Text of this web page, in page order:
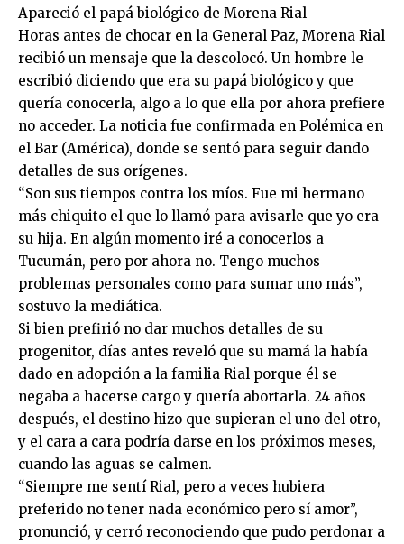
Apareció el papá biológico de Morena Rial
Horas antes de chocar en la General Paz, Morena Rial
recibió un mensaje que la descolocó. Un hombre le
escribió diciendo que era su papá biológico y que
quería conocerla, algo a lo que ella por ahora prefiere
no acceder. La noticia fue confirmada en Polémica en
el Bar (América), donde se sentó para seguir dando
detalles de sus orígenes.
“Son sus tiempos contra los míos. Fue mi hermano
más chiquito el que lo llamó para avisarle que yo era
su hija. En algún momento iré a conocerlos a
Tucumán, pero por ahora no. Tengo muchos
problemas personales como para sumar uno más”,
sostuvo la mediática.
Si bien prefirió no dar muchos detalles de su
progenitor, días antes reveló que su mamá la había
dado en adopción a la familia Rial porque él se
negaba a hacerse cargo y quería abortarla. 24 años
después, el destino hizo que supieran el uno del otro,
y el cara a cara podría darse en los próximos meses,
cuando las aguas se calmen.
“Siempre me sentí Rial, pero a veces hubiera
preferido no tener nada económico pero sí amor”,
pronunció, y cerró reconociendo que pudo perdonar a